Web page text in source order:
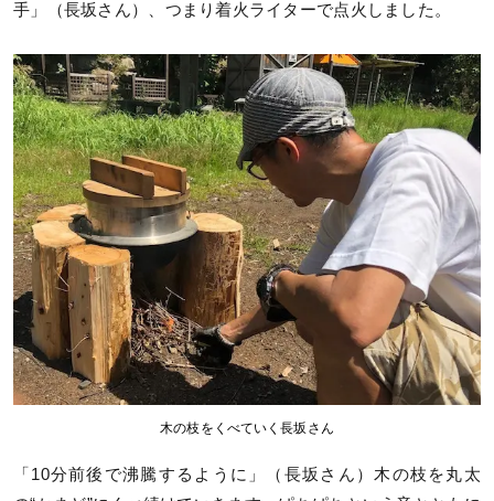
手」（長坂さん）、つまり着火ライターで点火しました。
木の枝をくべていく長坂さん
「10分前後で沸騰するように」（長坂さん）木の枝を丸太